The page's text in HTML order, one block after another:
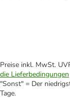
Preise inkl. MwSt.
die Lieferbedingungen
"Sonst" = Der
Tage.